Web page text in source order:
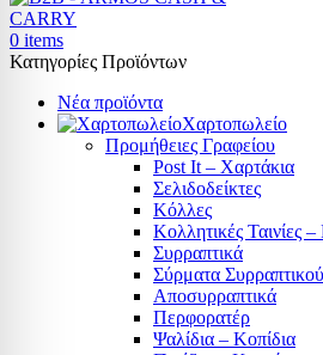
0 items
Κατηγορίες Προϊόντων
Νέα προϊόντα
Χαρτοπωλείο
Προμήθειες Γραφείου
Post It – Χαρτάκια
Σελιδοδείκτες
Κόλλες
Κολλητικές Ταινίες –
Συρραπτικά
Σύρματα Συρραπτικού
Αποσυρραπτικά
Περφορατέρ
Ψαλίδια – Κοπίδια